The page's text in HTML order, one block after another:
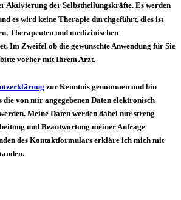
Aktivierung der Selbstheilungskräfte. Es werden
es wird keine Therapie durchgeführt, dies ist
Therapeuten und medizinischen
Im Zweifel ob die gewünschte Anwendung für Sie
bitte vorher mit Ihrem Arzt.
zur Kenntnis genommen und bin
die von mir angegebenen Daten elektronisch
Meine Daten werden dabei nur streng
und Beantwortung meiner Anfrage
des Kontaktformulars erkläre ich mich mit